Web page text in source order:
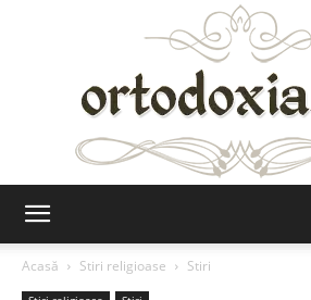
Acasă
Stiri religioase Stiri